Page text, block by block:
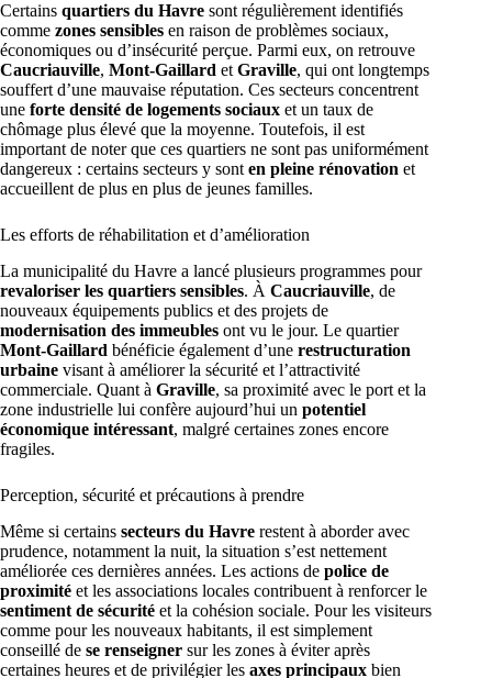
Certains quartiers du Havre sont régulièrement identifiés
comme zones sensibles en raison de problèmes sociaux,
économiques ou d’insécurité perçue. Parmi eux, on retrouve
Caucriauville, Mont-Gaillard et Graville, qui ont longtemps
souffert d’une mauvaise réputation. Ces secteurs concentrent
une forte densité de logements sociaux et un taux de
chômage plus élevé que la moyenne. Toutefois, il est
important de noter que ces quartiers ne sont pas uniformément
dangereux : certains secteurs y sont en pleine rénovation et
accueillent de plus en plus de jeunes familles.
Les efforts de réhabilitation et d’amélioration
La municipalité du Havre a lancé plusieurs programmes pour
revaloriser les quartiers sensibles. À Caucriauville, de
nouveaux équipements publics et des projets de
modernisation des immeubles ont vu le jour. Le quartier
Mont-Gaillard bénéficie également d’une restructuration
urbaine visant à améliorer la sécurité et l’attractivité
commerciale. Quant à Graville, sa proximité avec le port et la
zone industrielle lui confère aujourd’hui un potentiel
économique intéressant, malgré certaines zones encore
fragiles.
Perception, sécurité et précautions à prendre
Même si certains secteurs du Havre restent à aborder avec
prudence, notamment la nuit, la situation s’est nettement
améliorée ces dernières années. Les actions de police de
proximité et les associations locales contribuent à renforcer le
sentiment de sécurité et la cohésion sociale. Pour les visiteurs
comme pour les nouveaux habitants, il est simplement
conseillé de se renseigner sur les zones à éviter après
certaines heures et de privilégier les axes principaux bien